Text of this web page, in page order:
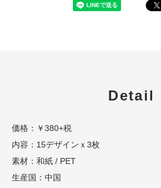
Detail
価格：￥380+税
内容：15デザインｘ3枚
素材：和紙 / PET
生産国：中国